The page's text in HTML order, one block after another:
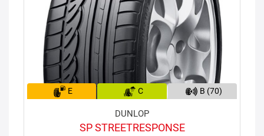
E C B (70)
DUNLOP
SP STREETRESPONSE